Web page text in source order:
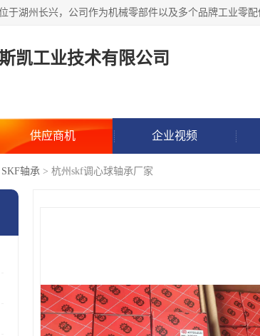
凯工业技术有限公司
供应商机 企业视频
SKF轴承 > 杭州skf调心球轴承厂家